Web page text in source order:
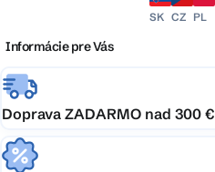
SK CZ PL
Informácie pre Vás
Doprava ZADARMO nad 300 €